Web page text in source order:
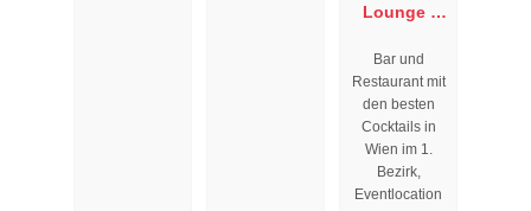
Lounge I
Wien
Bar und
Restaurant mit
den besten
Cocktails in
Wien im 1.
Bezirk,
Eventlocation